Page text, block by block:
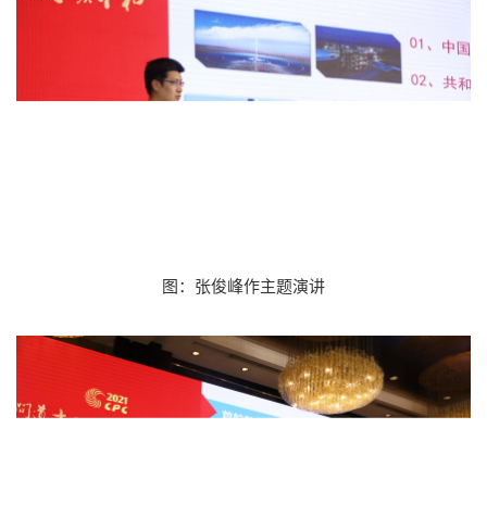
图：张俊峰作主题演讲